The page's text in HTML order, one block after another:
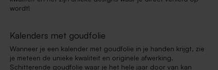
wordt!
Kalenders met goudfolie
Wanneer je een kalender met goudfolie in je handen krijgt, zie
je meteen de unieke kwaliteit en originele afwerking.
Schitterende goudfolie waar je het hele jaar door van kan